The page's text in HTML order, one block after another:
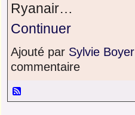
Ryanair…
Continuer
Ajouté par Sylvie Boyer
commentaire